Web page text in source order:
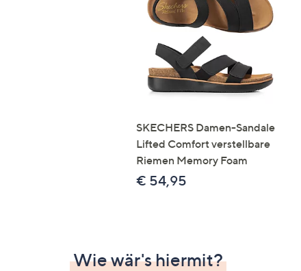
SKECHERS Damen-Sandale
Lifted Comfort verstellbare
Riemen Memory Foam
€ 54,95
Wie wär's hiermit?